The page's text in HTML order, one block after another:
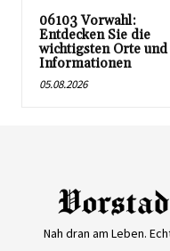
06103 Vorwahl:
Entdecken Sie die
wichtigsten Orte und
Informationen
05.08.2026
Nah dran am Leben.